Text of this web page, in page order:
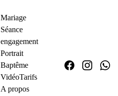
Mariage
Séance
engagement
Portrait
Baptême
VidéoTarifs
A propos